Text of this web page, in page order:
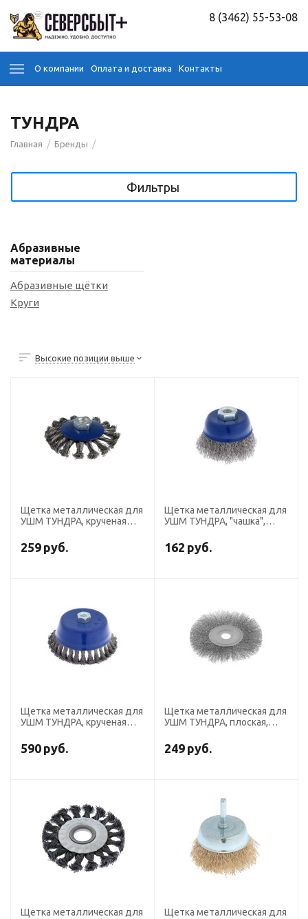
8 (3462) 55-53-08
О компании Оплата и доставка Контакты
ТУНДРА
Главная / Бренды /
Фильтры
Абразивные
материалы
Абразивные щётки
Круги
Высокие позиции выше
Щетка металлическая для
УШМ ТУНДРА, крученая
100 мм
259 руб.
Щетка металлическая для
УШМ ТУНДРА, "чашка",
162 руб.
Щетка металлическая для
УШМ ТУНДРА, крученая
150 мм
590 руб.
Щетка металлическая для
УШМ ТУНДРА, плоская,
249 руб.
Щетка металлическая для
Щетка металлическая для